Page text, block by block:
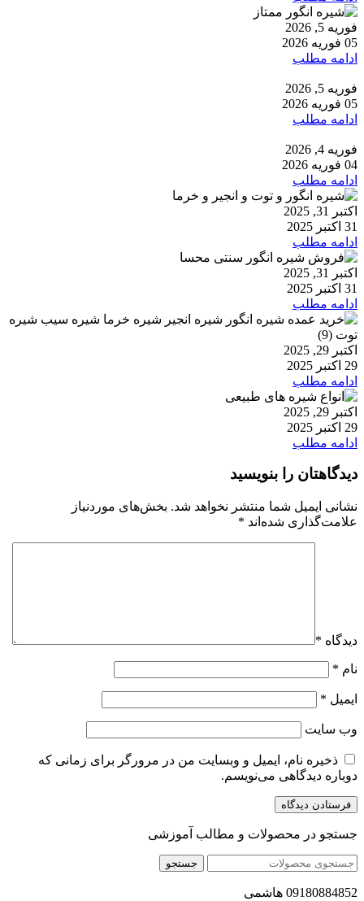
فوریه 5, 2026
05 فوریه 2026
ادامه مطلب
فوریه 5, 2026
05 فوریه 2026
ادامه مطلب
فوریه 4, 2026
04 فوریه 2026
ادامه مطلب
اکتبر 31, 2025
31 اکتبر 2025
ادامه مطلب
اکتبر 31, 2025
31 اکتبر 2025
ادامه مطلب
اکتبر 29, 2025
29 اکتبر 2025
ادامه مطلب
اکتبر 29, 2025
29 اکتبر 2025
ادامه مطلب
دیدگاهتان را بنویسید
نشانی ایمیل شما منتشر نخواهد شد. بخش‌های موردنیاز
علامت‌گذاری شده‌اند *
دیدگاه *
نام *
ایمیل *
وب‌ سایت
ذخیره نام، ایمیل و وبسایت من در مرورگر برای زمانی که
دوباره دیدگاهی می‌نویسم.
جستجو در محصولات و مطالب آموزشی
جستجو
09180884852 هاشمی